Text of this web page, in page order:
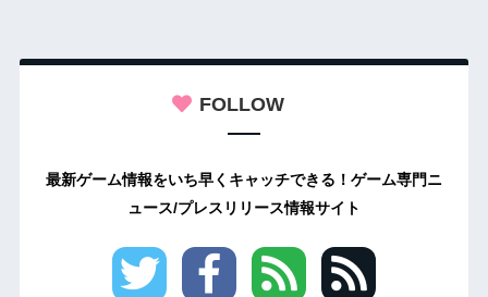
FOLLOW
最新ゲーム情報をいち早くキャッチできる！ゲーム専門ニ
ュース/プレスリリース情報サイト